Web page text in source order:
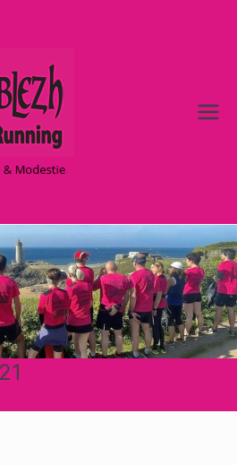
zh –
Trail &
Running
à Brest